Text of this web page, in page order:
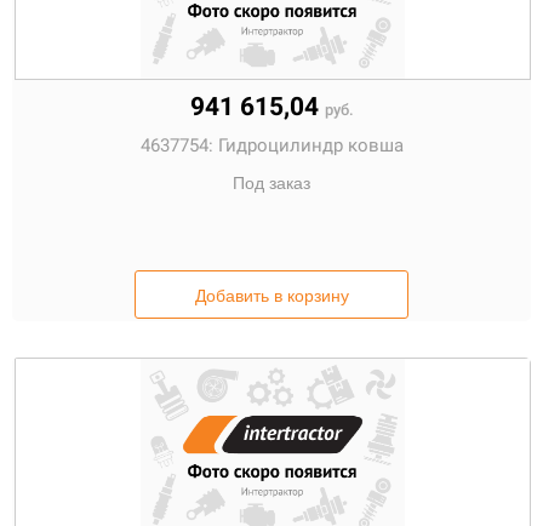
941 615,04 руб.
4637754: Гидроцилиндр ковша
Под заказ
Добавить в корзину